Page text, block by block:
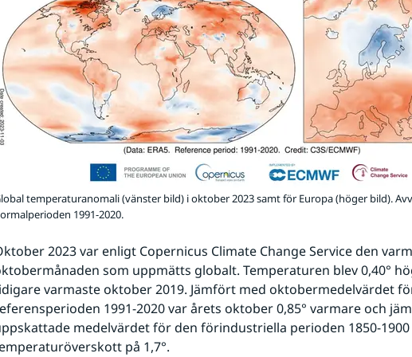
temperaturanomali (vänster bild) i oktober 2023 samt för Europa (höger bild).
1991-2020.
2023 var enligt Copernicus Climate Change Service den
som uppmätts globalt. Temperaturen blev 0,40°
varmaste oktober 2019. Jämfört med oktobermedelvärdet
1991-2020 var årets oktober 0,85° varmare och
medelvärdet för den förindustriella perioden 1850-
på 1,7°.